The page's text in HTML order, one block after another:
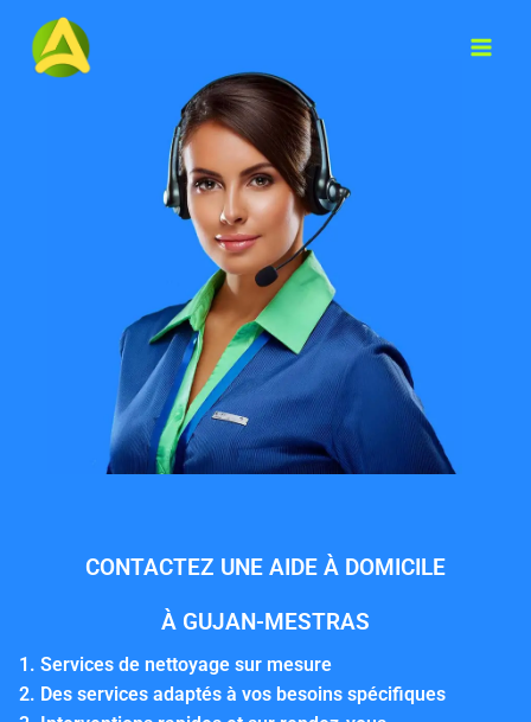
CONTACTEZ UNE AIDE À DOMICILE
À GUJAN-MESTRAS
Services de nettoyage sur mesure
Des services adaptés à vos besoins spécifiques